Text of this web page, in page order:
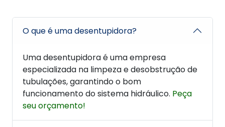
O que é uma desentupidora?
Uma desentupidora é uma empresa
especializada na limpeza e desobstrução de
tubulações, garantindo o bom
funcionamento do sistema hidráulico. Peça
seu orçamento!